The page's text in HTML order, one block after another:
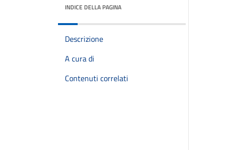
INDICE DELLA PAGINA
Descrizione
A cura di
Contenuti correlati